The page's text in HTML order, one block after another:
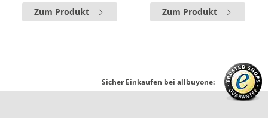
Zum Produkt Zum Produkt
Sicher Einkaufen bei allbuyone: